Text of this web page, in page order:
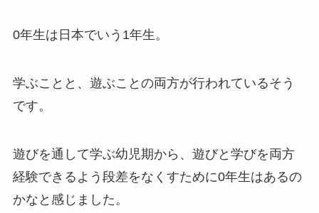
0年生は日本でいう1年生。
学ぶことと、遊ぶことの両方が行われているそう
です。
遊びを通して学ぶ幼児期から、遊びと学びを両方
経験できるよう段差をなくすために0年生はあるの
かなと感じました。